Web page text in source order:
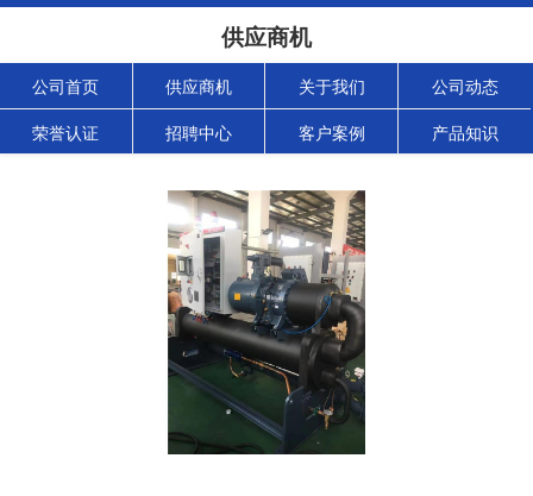
供应商机
公司首页 供应商机 关于我们 公司动态
荣誉认证 招聘中心 客户案例 产品知识